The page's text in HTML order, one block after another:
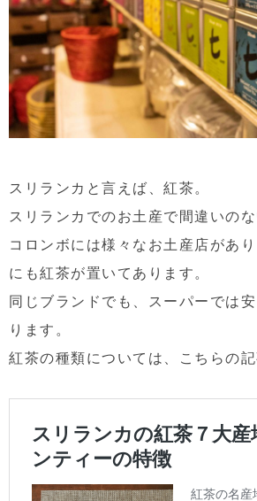
スリランカと言えば、紅茶。
スリランカでのお土産で間違いのな
コロンボには様々なお土産店があ
にも紅茶が置いてあります。
同じブランドでも、スーパーでは
ります。
紅茶の種類については、こちらの記